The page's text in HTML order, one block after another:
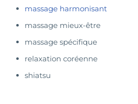
massage harmonisant
massage mieux-être
massage spécifique
relaxation coréenne
shiatsu